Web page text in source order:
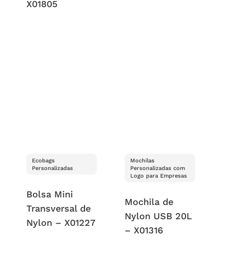
X01805
Ecobags
Personalizadas
Bolsa Mini
Transversal de
Nylon – X01227
Mochilas
Personalizadas com
Logo para Empresas
Mochila de
Nylon USB 20L
– X01316